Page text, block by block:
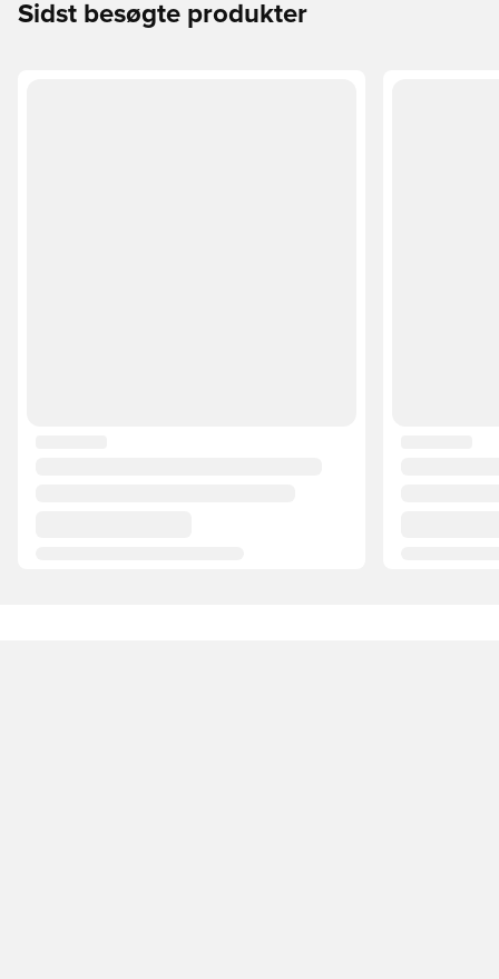
Sidst besøgte produkter